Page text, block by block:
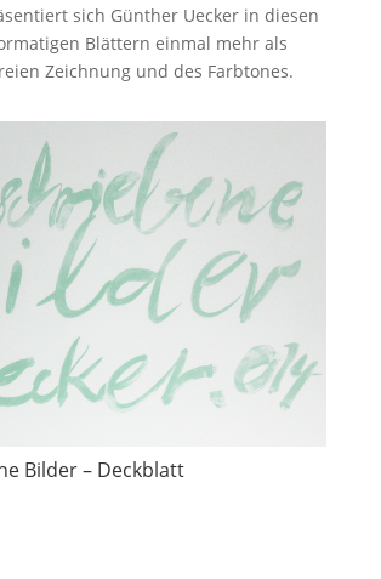
sich Günther Uecker in diesen
Blättern einmal mehr als
Zeichnung und des Farbtones.
Bilder – Deckblatt